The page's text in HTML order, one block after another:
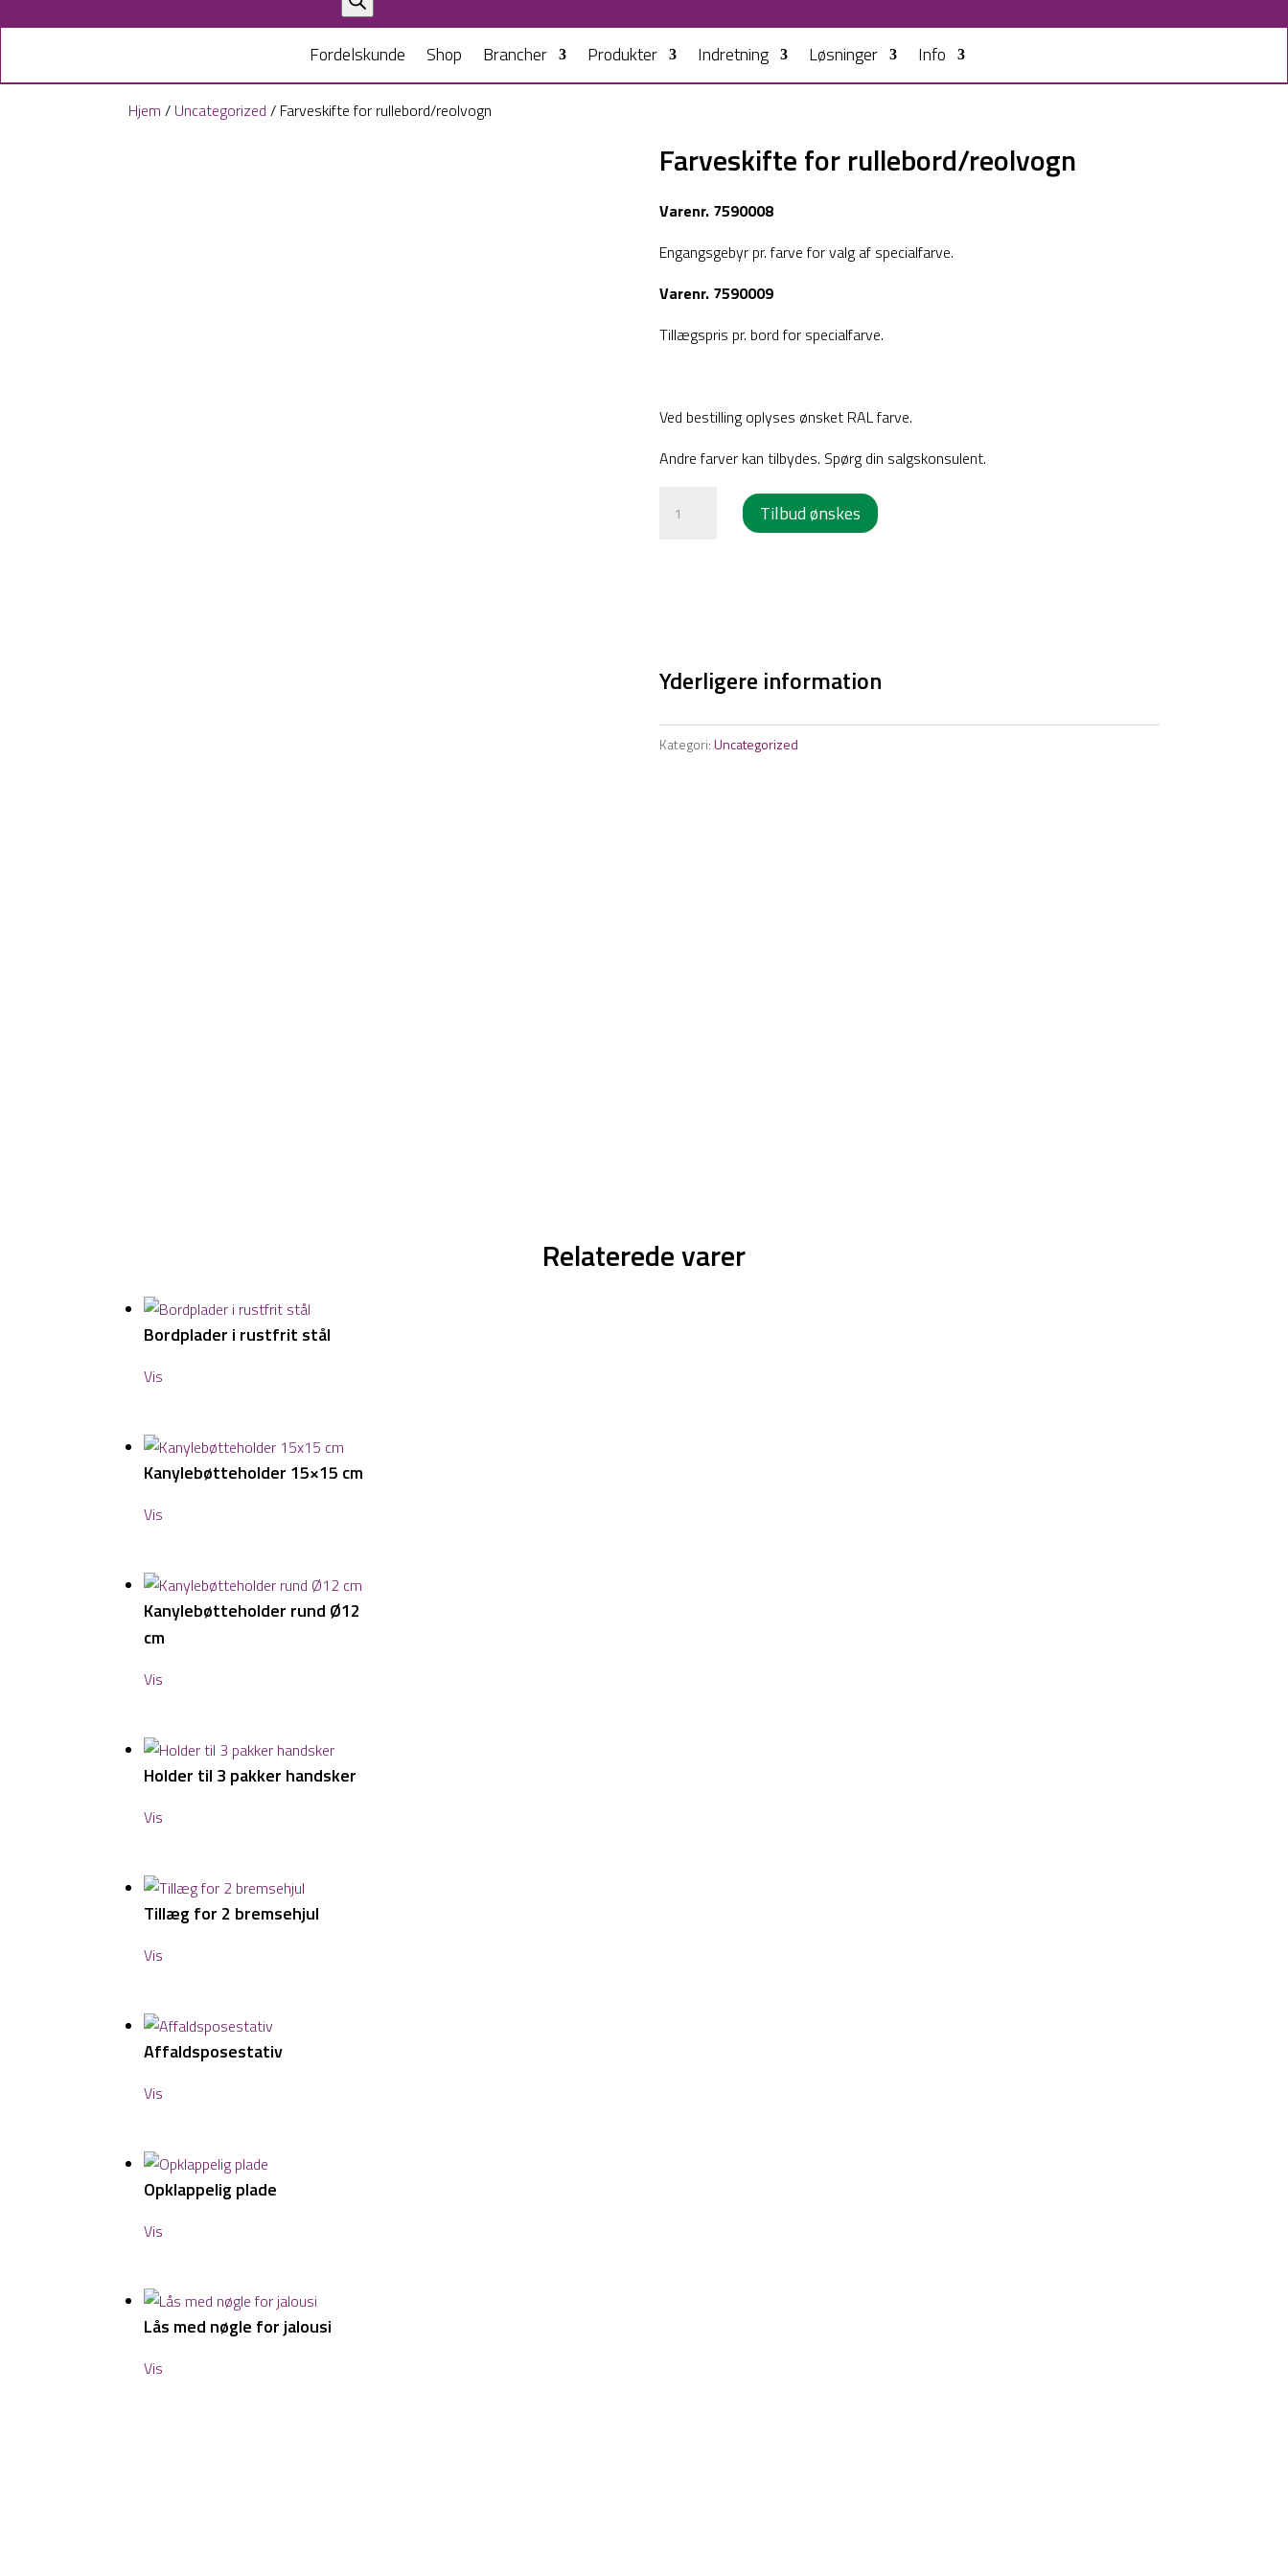
Fordelskunde Shop Brancher Produkter Indretning Løsninger Info
Hjem / Uncategorized / Farveskifte for rullebord/reolvogn
Farveskifte for rullebord/reolvogn
Varenr. 7590008
Engangsgebyr pr. farve for valg af specialfarve.
Varenr. 7590009
Tillægspris pr. bord for specialfarve.
Ved bestilling oplyses ønsket RAL farve.
Andre farver kan tilbydes. Spørg din salgskonsulent.
Tilbud ønskes
Yderligere information
Kategori:Uncategorized
Relaterede varer
Bordplader i rustfrit stål
Vis
Kanylebøtteholder 15×15 cm
Vis
Kanylebøtteholder rund Ø12
cm
Vis
Holder til 3 pakker handsker
Vis
Tillæg for 2 bremsehjul
Vis
Affaldsposestativ
Vis
Opklappelig plade
Vis
Lås med nøgle for jalousi
Vis